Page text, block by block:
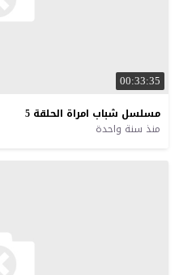
00:33:35
مسلسل شباب امراة الحلقة 5
منذ سنة واحدة